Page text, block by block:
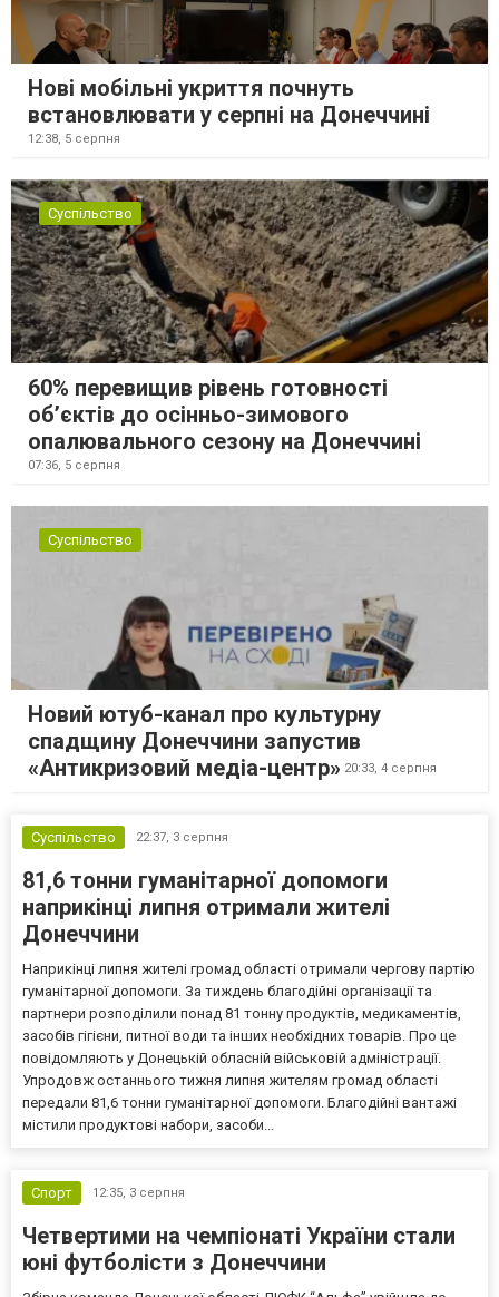
Нові мобільні укриття почнуть
встановлювати у серпні на Донеччині
12:38, 5 серпня
Суспільство
60% перевищив рівень готовності
об’єктів до осінньо-зимового
опалювального сезону на Донеччині
07:36, 5 серпня
Суспільство
Новий ютуб-канал про культурну
спадщину Донеччини запустив
«Антикризовий медіа-центр» 20:33, 4 серпня
Суспільство 22:37, 3 серпня
81,6 тонни гуманітарної допомоги
наприкінці липня отримали жителі
Донеччини
Наприкінці липня жителі громад області отримали чергову партію
гуманітарної допомоги. За тиждень благодійні організації та
партнери розподілили понад 81 тонну продуктів, медикаментів,
засобів гігієни, питної води та інших необхідних товарів. Про це
повідомляють у Донецькій обласній військовій адміністрації.
Упродовж останнього тижня липня жителям громад області
передали 81,6 тонни гуманітарної допомоги. Благодійні вантажі
містили продуктові набори, засоби...
Спорт 12:35, 3 серпня
Четвертими на чемпіонаті України стали
юні футболісти з Донеччини